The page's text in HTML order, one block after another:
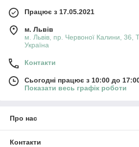
Працює з 17.05.2021
м. Львів
м. Львів, пр. Червоної Калини, 36,
Україна
Контакти
Сьогодні працює з 10:00 до
Показати весь графік роботи
Про нас
Контакти